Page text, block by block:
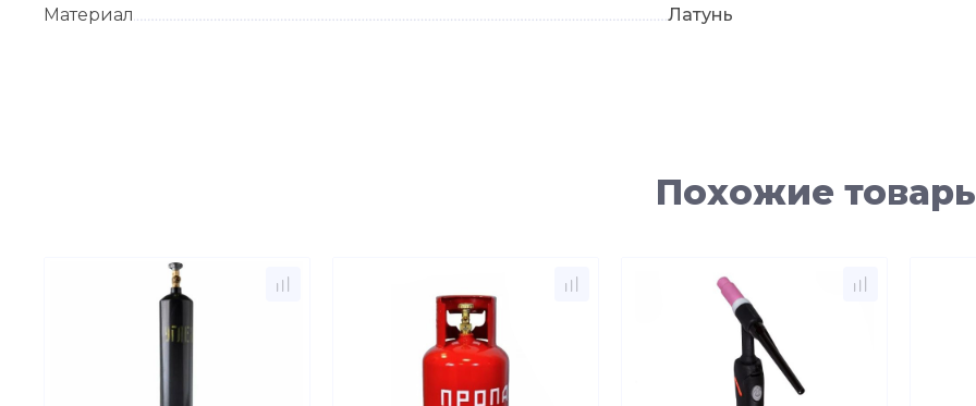
Материал
Латунь
Похожие